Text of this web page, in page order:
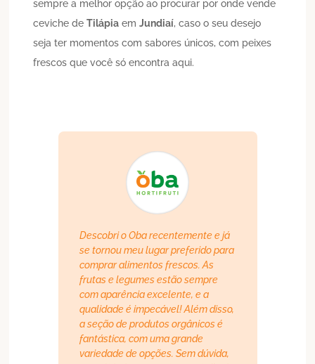
sempre a melhor opção ao procurar por onde vende
ceviche deTilápia emJundiaí, caso o seu desejo
seja ter momentos com sabores únicos, com peixes
frescos que você só encontra aqui.
Descobri o Oba recentemente e já
se tornou meu lugar preferido para
comprar alimentos frescos. As
frutas e legumes estão sempre
com aparência excelente, e a
qualidade é impecável! Além disso,
a seção de produtos orgânicos é
fantástica, com uma grande
variedade de opções. Sem dúvida,